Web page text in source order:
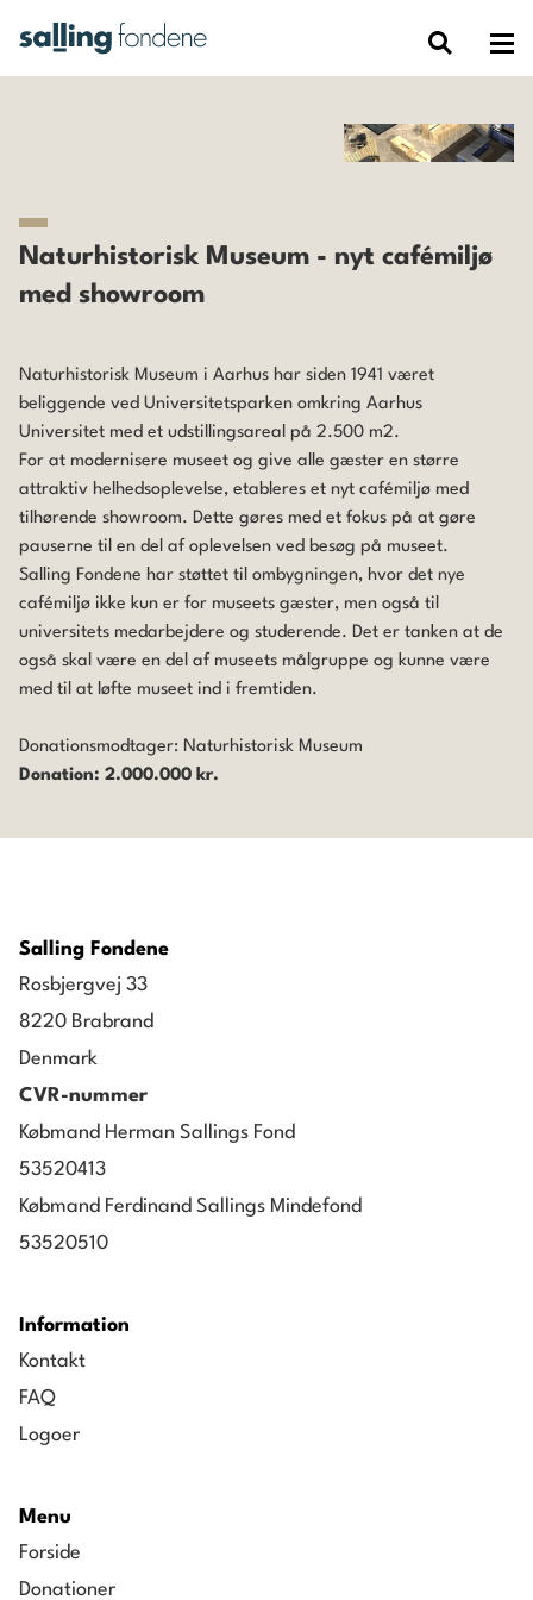
Naturhistorisk Museum - nyt cafémiljø
med showroom
Naturhistorisk Museum i Aarhus har siden 1941 været
beliggende ved Universitetsparken omkring Aarhus
Universitet med et udstillingsareal på 2.500 m2.
For at modernisere museet og give alle gæster en større
attraktiv helhedsoplevelse, etableres et nyt cafémiljø med
tilhørende showroom. Dette gøres med et fokus på at gøre
pauserne til en del af oplevelsen ved besøg på museet.
Salling Fondene har støttet til ombygningen, hvor det nye
cafémiljø ikke kun er for museets gæster, men også til
universitets medarbejdere og studerende. Det er tanken at de
også skal være en del af museets målgruppe og kunne være
med til at løfte museet ind i fremtiden.
Donationsmodtager: Naturhistorisk Museum
Donation: 2.000.000 kr.
Salling Fondene
Rosbjergvej 33
8220 Brabrand
Denmark
CVR-nummer
Købmand Herman Sallings Fond
53520413
Købmand Ferdinand Sallings Mindefond
53520510
Information
Kontakt
FAQ
Logoer
Menu
Forside
Donationer